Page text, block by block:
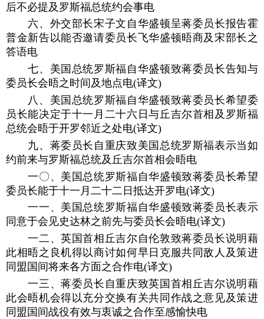
后不必提及罗斯福总统约会事电
六、外交部长宋子文自华盛顿呈蒋委员长报告霍
普金新告以能否邀请委员长飞华盛顿晤商及宋部长之
答语电
七、美国总统罗斯福自华盛顿致蒋委员长告知与
委员长会晤之时间及地点电(译文)
八、美国总统罗斯福自华盛顿致蒋委员长希望委
员长能决定于十一月二十六日与丘吉尔首相及罗斯福
总统会晤于开罗邻近之处电(译文)
九、蒋委员长自重庆致美国总统罗斯福表示当如
约前来与罗斯福总统及丘吉尔首相会晤电
一〇、美国总统罗斯福自华盛顿致蒋委员长希望
委员长能于十一月二十二日抵达开罗电(译文)
一一、美国总统罗斯福自华盛顿致蒋委员长表示
同意于会见史达林之前先与委员长会晤电(译文)
一二、英国首相丘吉尔自伦敦致蒋委员长说明藉
此相晤之良机得以商讨如何早日克服共同敌人及策进
同盟国间将来各方面之合作电(译文)
一三、蒋委员长自重庆致英国首相丘吉尔说明藉
此会晤机会得以充分交换有关共同作战之意见及策进
同盟国间战役有效与衷诚之合作至感愉快电